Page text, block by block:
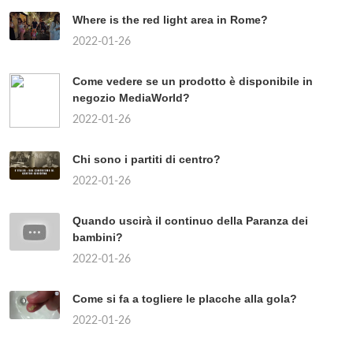
Where is the red light area in Rome?
2022-01-26
Come vedere se un prodotto è disponibile in
negozio MediaWorld?
2022-01-26
Chi sono i partiti di centro?
2022-01-26
Quando uscirà il continuo della Paranza dei
bambini?
2022-01-26
Come si fa a togliere le placche alla gola?
2022-01-26